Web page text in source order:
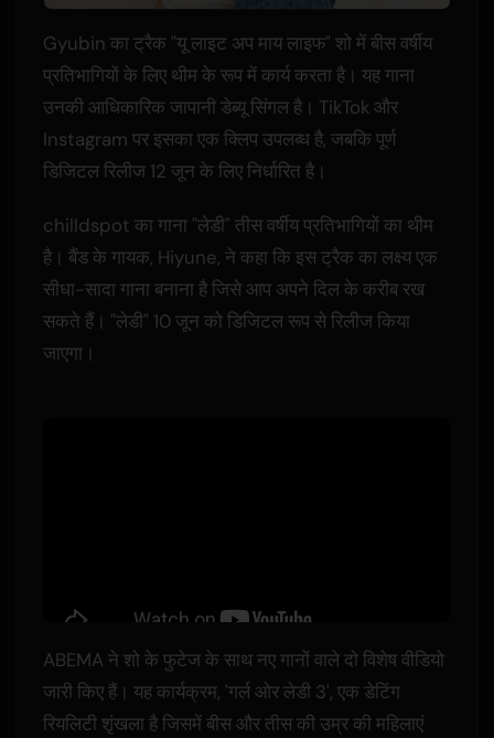
Gyubin का ट्रैक "यू लाइट अप माय लाइफ" शो में बीस वर्षीय
प्रतिभागियों के लिए थीम के रूप में कार्य करता है। यह गाना
उनकी आधिकारिक जापानी डेब्यू सिंगल है। TikTok और
Instagram पर इसका एक क्लिप उपलब्ध है, जबकि पूर्ण
डिजिटल रिलीज 12 जून के लिए निर्धारित है।
chilldspot का गाना "लेडी" तीस वर्षीय प्रतिभागियों का थीम
है। बैंड के गायक, Hiyune, ने कहा कि इस ट्रैक का लक्ष्य एक
सीधा-सादा गाना बनाना है जिसे आप अपने दिल के करीब रख
सकते हैं। "लेडी" 10 जून को डिजिटल रूप से रिलीज किया
जाएगा।
ABEMA ने शो के फुटेज के साथ नए गानों वाले दो विशेष वीडियो
जारी किए हैं। यह कार्यक्रम, 'गर्ल ओर लेडी 3', एक डेटिंग
रियलिटी शृंखला है जिसमें बीस और तीस की उम्र की महिलाएं